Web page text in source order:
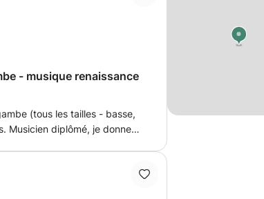
les blocus (je peux être
- musique renaissance
(tous les tailles - basse,